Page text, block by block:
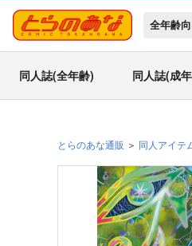
全年齢
同人誌(全年齢) 同人誌(成
とらのあな通販 同人アイテ